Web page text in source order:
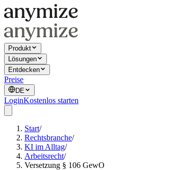
Produkt
Lösungen
Entdecken
Preise
DE
LoginKostenlos starten
Start/
Rechtsbranche/
KI im Alltag/
Arbeitsrecht/
Versetzung § 106 GewO